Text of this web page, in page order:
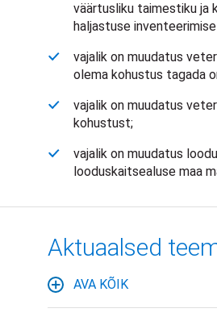
väärtusliku taimestiku ja
haljastuse
vajalik on muudatus
olema kohustus tagada
vajalik on muudatus
kohustust;
vajalik on muudatus
looduskaitsealuse maa
Aktuaalsed
AVA KÕIK